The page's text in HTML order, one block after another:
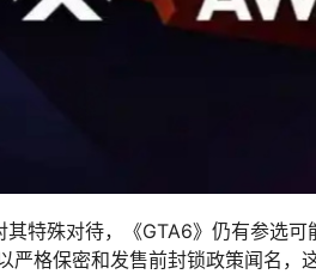
特殊对待，《GTA6》仍有参选
格保密和发售前封锁政策闻名，